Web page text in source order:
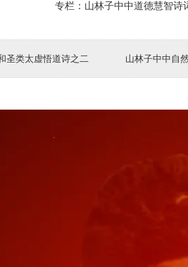
专栏： 山林子中中道德慧智诗
圣类太虚悟道诗之二​ ​ ​ 山林子中中自然